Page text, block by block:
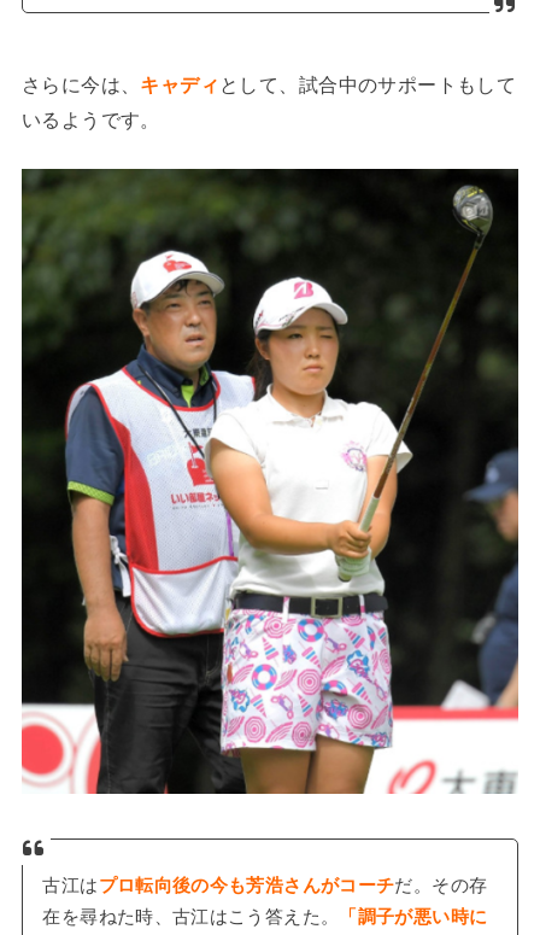
さらに今は、 キャディとして、試合中のサポートもして
いるようです。
古江はプロ転向後の今も芳浩さんがコーチだ。その存
在を尋ねた時、古江はこう答えた。
「調子が悪い時に